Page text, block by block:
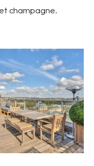
champagne.